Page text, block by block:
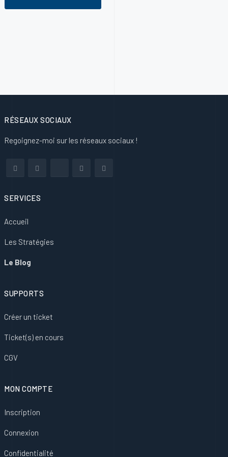
RÉSEAUX SOCIAUX
Regoignez-moi sur les réseaux sociaux !
SERVICES
Accueil
Les Stratégies
Le Blog
SUPPORTS
Créer un ticket
Ticket(s) en cours
CGV
MON COMPTE
Inscription
Connexion
Confidentialité